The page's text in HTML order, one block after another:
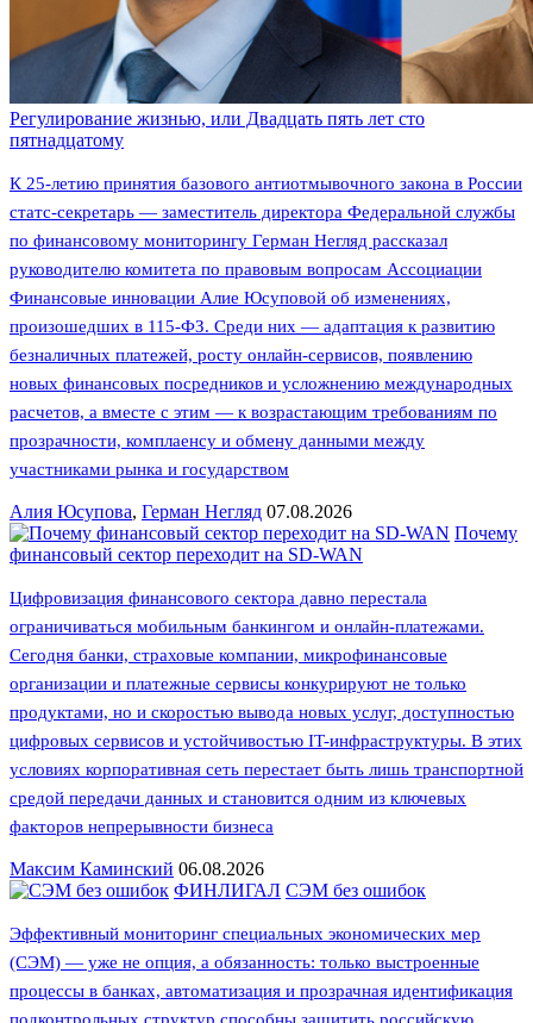
Регулирование жизнью, или Двадцать пять лет сто
пятнадцатому
К 25-летию принятия базового антиотмывочного закона в России
статс-секретарь — заместитель директора Федеральной службы
по финансовому мониторингу Герман Негляд рассказал
руководителю комитета по правовым вопросам Ассоциации
Финансовые инновации Алие Юсуповой об изменениях,
произошедших в 115-ФЗ. Среди них — адаптация к развитию
безналичных платежей, росту онлайн-сервисов, появлению
новых финансовых посредников и усложнению международных
расчетов, а вместе с этим — к возрастающим требованиям по
прозрачности, комплаенсу и обмену данными между
участниками рынка и государством
Алия Юсупова, Герман Негляд 07.08.2026
Почему
финансовый сектор переходит на SD-WAN
Цифровизация финансового сектора давно перестала
ограничиваться мобильным банкингом и онлайн-платежами.
Сегодня банки, страховые компании, микрофинансовые
организации и платежные сервисы конкурируют не только
продуктами, но и скоростью вывода новых услуг, доступностью
цифровых сервисов и устойчивостью IT-инфраструктуры. В этих
условиях корпоративная сеть перестает быть лишь транспортной
средой передачи данных и становится одним из ключевых
факторов непрерывности бизнеса
Максим Каминский 06.08.2026
ФИНЛИГАЛ СЭМ без ошибок
Эффективный мониторинг специальных экономических мер
(СЭМ) — уже не опция, а обязанность: только выстроенные
процессы в банках, автоматизация и прозрачная идентификация